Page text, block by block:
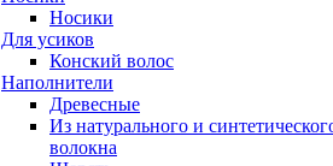
Носики
Для усиков
Конский волос
Наполнители
Древесные
Из натурального и
волокна